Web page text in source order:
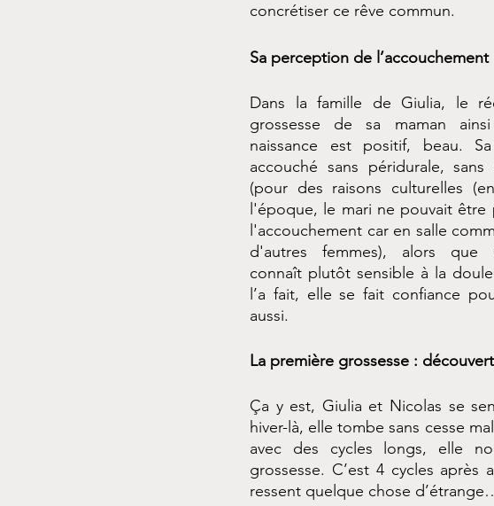
concrétiser ce rêve commun.
Sa perception de l’accouchement
Dans la famille de Giulia, le
grossesse de sa maman
naissance est positif, beau.
accouché sans péridurale, sans
(pour des raisons culturelles
l'époque, le mari ne pouvait être
l'accouchement car en salle
d'autres femmes), alors que
connaît plutôt sensible à la
l’a fait, elle se fait confiance
aussi.
La première grossesse :
Ça y est, Giulia et Nicolas se
hiver-là, elle tombe sans cesse
avec des cycles longs, elle
grossesse. C’est 4 cycles
ressent quelque chose